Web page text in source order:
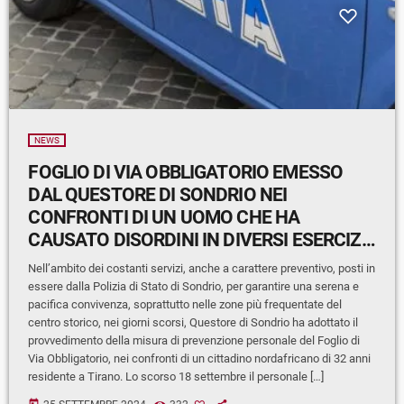
NEWS
FOGLIO DI VIA OBBLIGATORIO EMESSO
DAL QUESTORE DI SONDRIO NEI
CONFRONTI DI UN UOMO CHE HA
CAUSATO DISORDINI IN DIVERSI ESERCIZI
COMMERCIALI DEL CAPOLUOGO
Nell’ambito dei costanti servizi, anche a carattere preventivo, posti in
essere dalla Polizia di Stato di Sondrio, per garantire una serena e
pacifica convivenza, soprattutto nelle zone più frequentate del
centro storico, nei giorni scorsi, Questore di Sondrio ha adottato il
provvedimento della misura di prevenzione personale del Foglio di
Via Obbligatorio, nei confronti di un cittadino nordafricano di 32 anni
residente a Tirano. Lo scorso 18 settembre il personale […]